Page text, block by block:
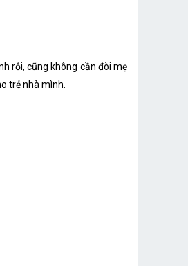
rỗi, cũng không cần đòi mẹ
trẻ nhà mình.